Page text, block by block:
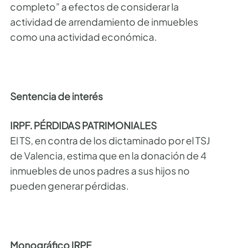
completo” a efectos de considerar la
actividad de arrendamiento de inmuebles
como una actividad económica.
Sentencia de interés
IRPF. PÉRDIDAS PATRIMONIALES
El TS, en contra de los dictaminado por el TSJ
de Valencia, estima que en la donación de 4
inmuebles de unos padres a sus hijos no
pueden generar pérdidas.
Monográfico IRPF